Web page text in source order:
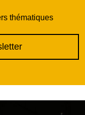
thématiques